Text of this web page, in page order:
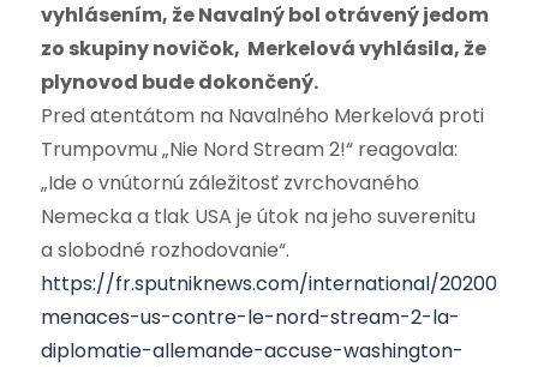
vyhlásením, že Navalný bol otrávený jedom
zo skupiny novičok, Merkelová vyhlásila, že
plynovod bude dokončený.
Pred atentátom na Navalného Merkelová proti
Trumpovmu „Nie Nord Stream 2!“ reagovala:
„Ide o vnútornú záležitosť zvrchovaného
Nemecka a tlak USA je útok na jeho suverenitu
a slobodné rozhodovanie“.
https://fr.sputniknews.com/international/
menaces-us-contre-le-nord-stream-2-la-
diplomatie-allemande-accuse-washington-